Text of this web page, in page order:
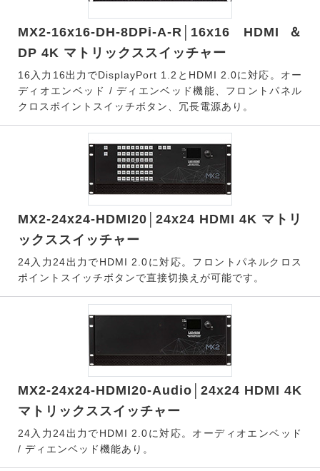
MX2-16x16-DH-8DPi-A-R│16x16 HDMI＆
DP 4K マトリックススイッチャー
16入力16出力でDisplayPort 1.2とHDMI 2.0に対応。オー
ディオエンベッド / ディエンベッド機能、フロントパネル
クロスポイントスイッチボタン、冗長電源あり。
MX2-24x24-HDMI20│24x24 HDMI 4K マトリ
ックススイッチャー
24入力24出力でHDMI 2.0に対応。フロントパネルクロス
ポイントスイッチボタンで直接切換えが可能です。
MX2-24x24-HDMI20-Audio│24x24 HDMI 4K
マトリックススイッチャー
24入力24出力でHDMI 2.0に対応。オーディオエンベッド
/ ディエンベッド機能あり。